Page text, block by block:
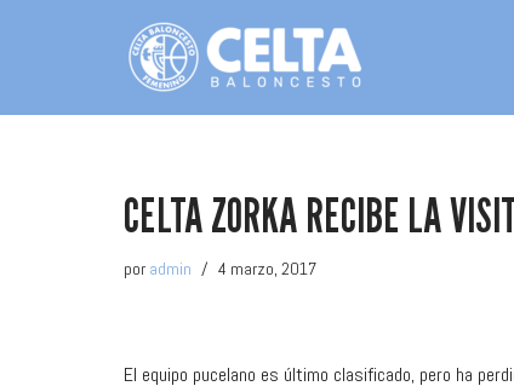
CELTA ZORKA RECIBE LA
por admin 4 marzo, 2017
El equipo pucelano es último clasificado, pero ha